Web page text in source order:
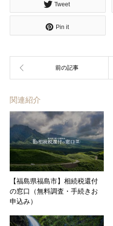
Tweet
Pin it
関連紹介
【福島県福島市】相続税還付
の窓口（無料調査・手続きお
申込み）